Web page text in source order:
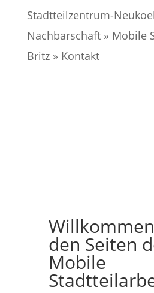
Stadtteilzentrum-
Nachbarschaft» Mobile
Britz» Kontakt
den Seiten
Mobile